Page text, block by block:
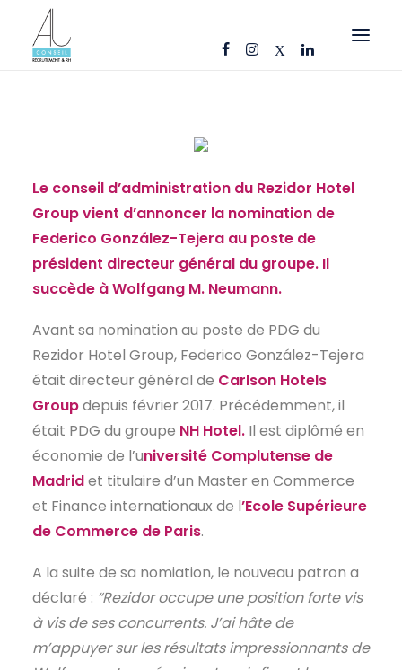
NOS FICHES MÉTIERS
AJ CONSEIL
RÉFÉRENCES
CONTACT
EN
Le conseil d’administration du Rezidor Hotel
Group vient d’annoncer la nomination de
Federico González-Tejera au poste de
président directeur général du groupe. Il
succède à Wolfgang M. Neumann.
Avant sa nomination au poste de PDG du
Rezidor Hotel Group, Federico González-Tejera
était directeur général de Carlson Hotels
Groupdepuis février 2017. Précédemment, il
était PDG du groupe NH Hotel. Il est diplômé en
économie de l’université Complutense de
Madridet titulaire d’un Master en Commerce
et Finance internationaux de l’Ecole Supérieure
de Commerce de Paris.
A la suite de sa nomiation, le nouveau patron a
déclaré : “Rezidor occupe une position forte vis
à vis de ses concurrents. J’ai hâte de
m’appuyer sur les résultats impressionnants de